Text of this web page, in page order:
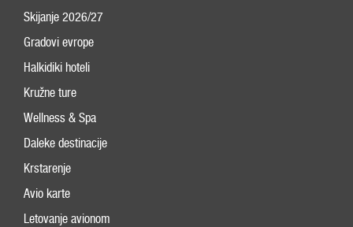
Skijanje 2026/27
Gradovi evrope
Halkidiki hoteli
Kružne ture
Wellness & Spa
Daleke destinacije
Krstarenje
Avio karte
Letovanje avionom